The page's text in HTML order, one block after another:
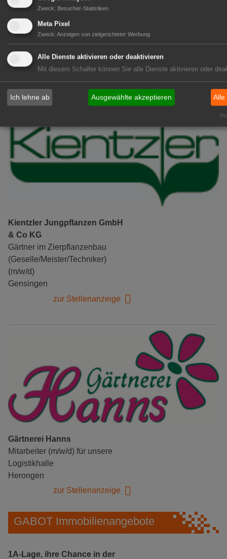
06:09
KI: Intelligent, aber blind für
05:46
Zwetschgen: Das blaue Wunder
05:06
ifo: Unternehmen bauen weniger
Stellen ab
GABOT Top-Jobs
Kientzler Jungpflanzen GmbH
& Co KG
Gärtner im Zierpflanzenbau
(Geselle/Meister/Techniker)
(m/w/d)
Gensingen
zur Stellenanzeige
Gärtnerei Hanns
Mitarbeiter (m/w/d) für unsere
Logistikhalle
Herongen
zur Stellenanzeige
GABOT Immobilienangebote
1A-Lage, ihre Chance in der
Zweck: Besucher-Statistiken
Meta Pixel
Zweck: Anzeigen von zielgerichteter Werbung
Alle Dienste aktivieren oder deaktivieren
Mit diesem Schalter können Sie alle Dienste aktivieren oder
Ich lehne ab Ausgewählte akzeptieren Alle